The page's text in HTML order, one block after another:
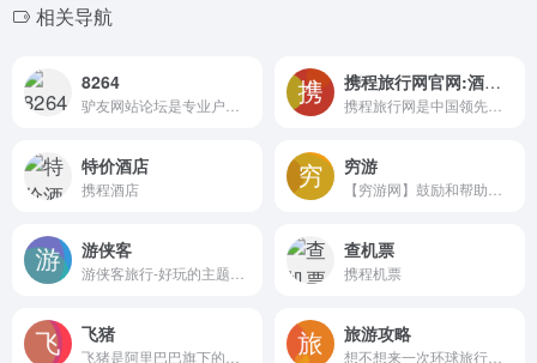
相关导航
8264 携程旅行网官网:酒店预订
特价酒店
携程酒店
穷游
游侠客 查机票
携程机票
飞猪 旅游攻略